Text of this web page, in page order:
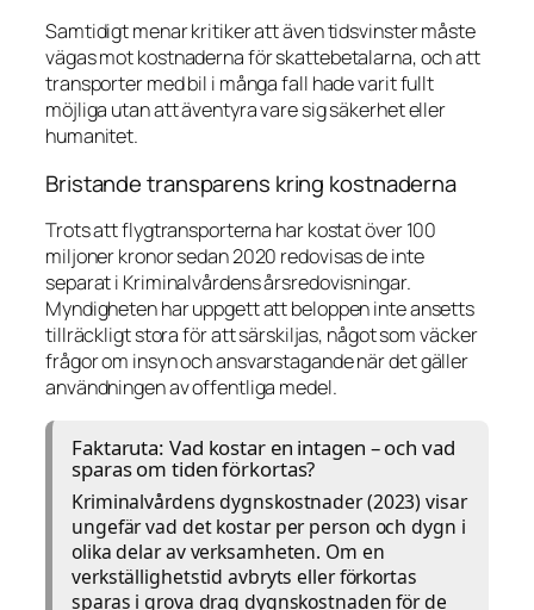
Samtidigt menar kritiker att även tidsvinster måste
vägas mot kostnaderna för skattebetalarna, och att
transporter med bil i många fall hade varit fullt
möjliga utan att äventyra vare sig säkerhet eller
humanitet.
Bristande transparens kring kostnaderna
Trots att flygtransporterna har kostat över 100
miljoner kronor sedan 2020 redovisas de inte
separat i Kriminalvårdens årsredovisningar.
Myndigheten har uppgett att beloppen inte ansetts
tillräckligt stora för att särskiljas, något som väcker
frågor om insyn och ansvarstagande när det gäller
användningen av offentliga medel.
Faktaruta: Vad kostar en intagen – och vad
sparas om tiden förkortas?
Kriminalvårdens dygnskostnader (2023) visar
ungefär vad det kostar per person och dygn i
olika delar av verksamheten. Om en
verkställighetstid avbryts eller förkortas
sparas i grova drag dygnskostnaden för de